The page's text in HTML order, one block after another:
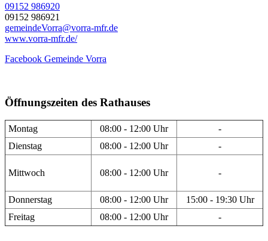
09152 986920
09152 986921
gemeindeVorra@vorra-mfr.de
www.vorra-mfr.de/
Facebook Gemeinde Vorra
Öffnungszeiten des Rathauses
Montag 08:00 - 12:00 Uhr
-
Dienstag
08:00 - 12:00 Uhr -
Mittwoch 08:00 - 12:00 Uhr -
Donnerstag 08:00 - 12:00 Uhr
15:00 - 19:30 Uhr
Freitag
08:00 - 12:00 Uhr -